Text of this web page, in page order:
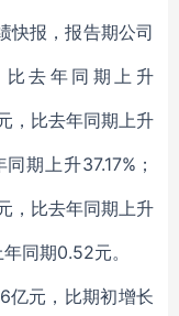
快报，报告期公司
比去年同期上升
，比去年同期上升
期上升37.17%；
，比去年同期上升
同期0.52元。
亿元，比期初增长